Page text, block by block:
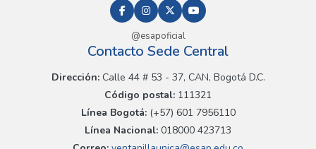
@esapoficial
Contacto Sede Central
Dirección:Calle 44 # 53 - 37, CAN, Bogotá D.C.
Código postal: 111321
Línea Bogotá:(+57) 601 7956110
Línea Nacional: 018000 423713